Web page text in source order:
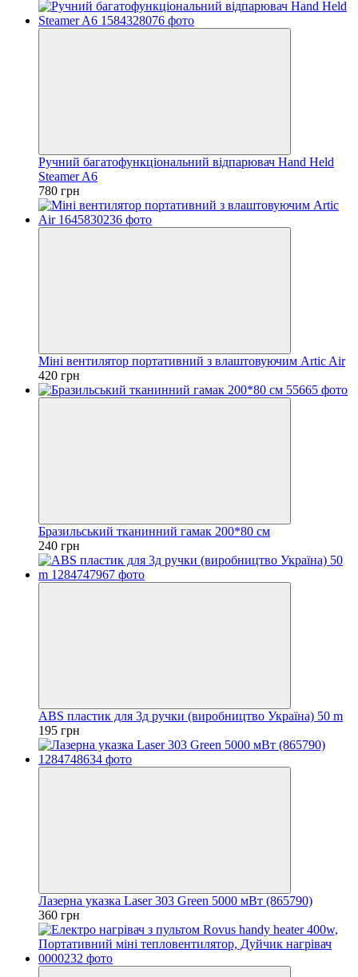
Ручний багатофункціональний відпарювач Hand Held
Steamer A6
780 грн
Міні вентилятор портативний з влаштовуючим Artic Air
420 грн
Бразильський тканинний гамак 200*80 см
240 грн
ABS пластик для 3д ручки (виробництво Україна) 50 m
195 грн
Лазерна указка Laser 303 Green 5000 мВт (865790)
360 грн